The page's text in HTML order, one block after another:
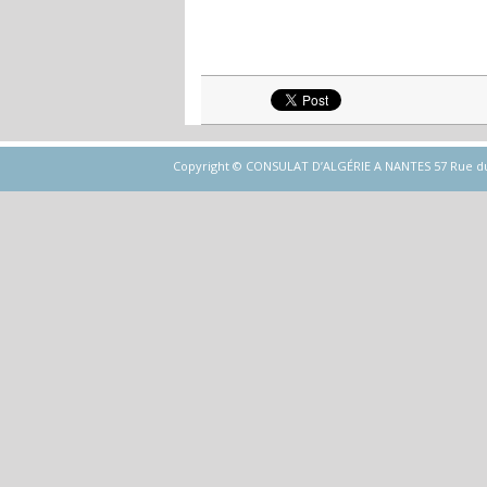
Copyright © CONSULAT D’ALGÉRIE A NANTES 57